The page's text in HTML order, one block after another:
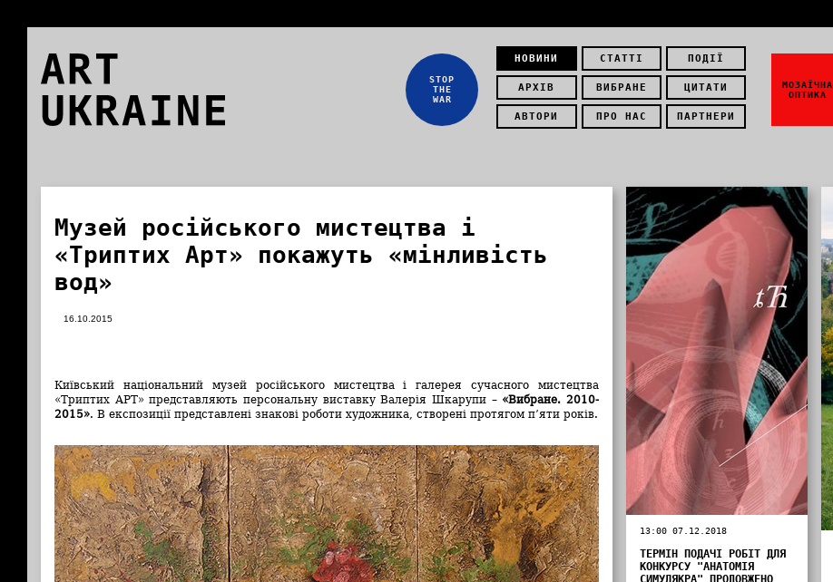
ART
UKRAINE
НОВИНИ СТАТТІ ПОДІЇ
АРХІВ ВИБРАНЕ ЦИТАТИ
АВТОРИ ПРО НАС ПАРТНЕРИ
STOP
THE
WAR
МОЗАЇЧНА
ОПТИКА
Музей російського мистецтва і
«Триптих Арт» покажуть «мінливість
вод»
16.10.2015
Київський національний музей російського мистецтва і галерея сучасного мистецтва
«Триптих АРТ» представляють персональну виставку Валерія Шкарупи – «Вибране. 2010-
2015». В експозиції представлені знакові роботи художника, створені протягом п’яти років.
13:00 07.12.2018
ТЕРМІН ПОДАЧІ РОБІТ ДЛЯ
КОНКУРСУ "АНАТОМІЯ
СИМУЛЯКРА" ПРОДОВЖЕНО